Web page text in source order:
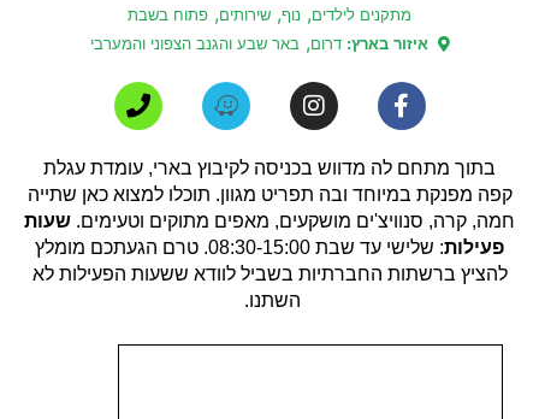
מתקנים לילדים, נוף, שירותים, פתוח בשבת
איזור בארץ:דרום, באר שבע והגנב הצפוני והמערבי
בתוך מתחם לה מדווש בכניסה לקיבוץ בארי, עומדת עגלת
קפה מפנקת במיוחד ובה תפריט מגוון. תוכלו למצוא כאן שתייה
חמה, קרה, סנוויצ'ים מושקעים, מאפים מתוקים וטעימים. שעות
פעילות: שלישי עד שבת 08:30-15:00.
טרם הגעתכם מומלץ
להציץ ברשתות החברתיות בשביל לוודא ששעות הפעילות לא
השתנו.